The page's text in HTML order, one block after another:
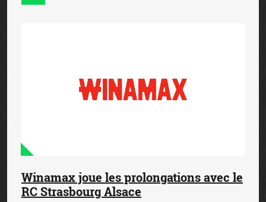
Winamax joue les prolongations avec le
RC Strasbourg Alsace